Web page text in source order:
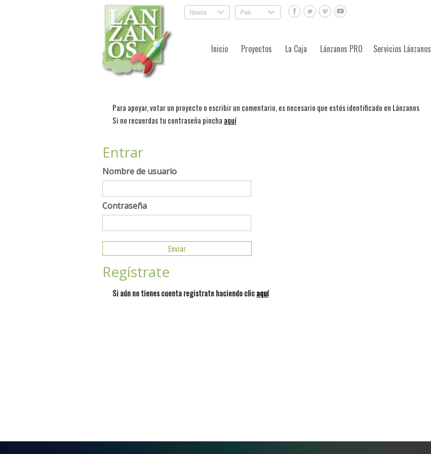
Idioma . País .
Inicio Proyectos La Caja Lánzanos PRO Servicios Lánzanos
Para apoyar, votar un proyecto o escribir un comentario, es necesario que estés identificado en Lánzanos
Si no recuerdas tu contraseña pincha aquí
Entrar
Nombre de usuario
Contraseña
Regístrate
Si aún no tienes cuenta registrate haciendo clicaquí